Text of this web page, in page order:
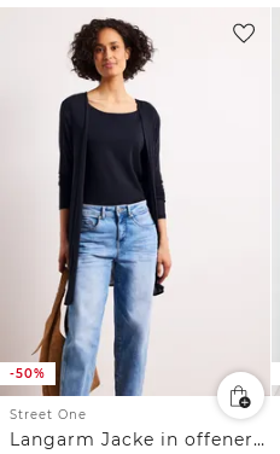
-50%
Street One
Langarm Jacke in offener Passform